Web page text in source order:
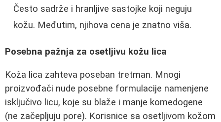
Često sadrže i hranljive sastojke koji neguju
kožu. Međutim, njihova cena je znatno viša.
Posebna pažnja za osetljivu kožu lica
Koža lica zahteva poseban tretman. Mnogi
proizvođači nude posebne formulacije namenjene
isključivo licu, koje su blaže i manje komedogene
(ne začepljuju pore). Korisnice sa osetljivom kožom